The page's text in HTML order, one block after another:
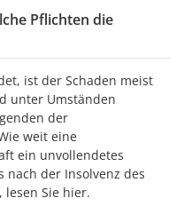
Pflichten die
ist der Schaden meist
unter Umständen
der
weit eine
ein unvollendetes
nach der Insolvenz des
lesen Sie hier.